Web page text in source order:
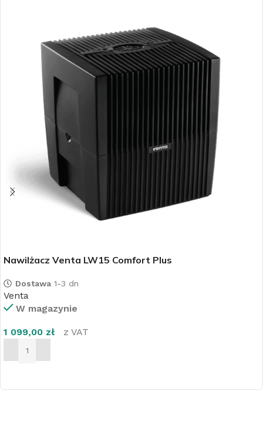
Nawilżacz Venta LW15 Comfort Plus
Dostawa 1-3 dn
Venta
W magazynie
1 099,00 zł z VAT
DODAJ DO KOSZYKA